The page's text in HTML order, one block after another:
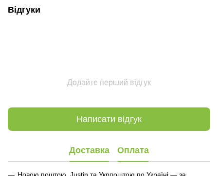
Відгуки
Додайте перший відгук
Написати відгук
Доставка Оплата